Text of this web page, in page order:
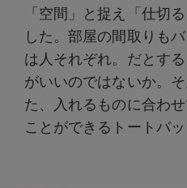
「空間」と捉え「仕切
した。部屋の間取りも
は人それぞれ。だとす
がいいのではないか。
た、入れるものに合わ
ことができるトートバッ